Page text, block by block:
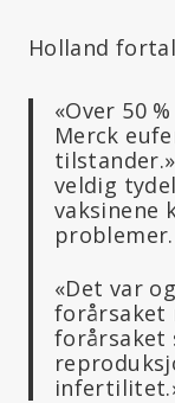
Holland
«Over 50
Merck
veldig
vaksinene
problemer.
«Det var
forårsaket
forårsaket